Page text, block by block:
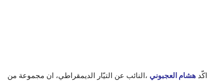
اكّد هشام العجبوني ،النائب عن التيّار الديمقراطي، ان مجموعة من